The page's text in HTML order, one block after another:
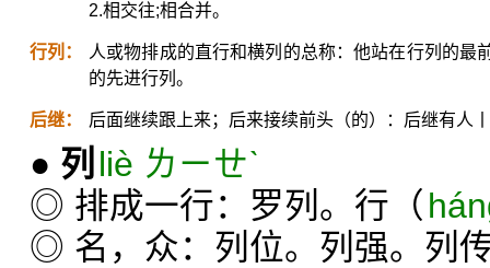
2.相交往;相合并。
行列：
人或物排成的直行和横列的总称：他站在行列的
的先进行列。
后继： 后面继续跟上来；后来接续前头（的）：后继有人
● 列 liè ㄌㄧㄝˋ
◎ 排成一行：罗列。行（
◎ 名，众：列位。列强。列